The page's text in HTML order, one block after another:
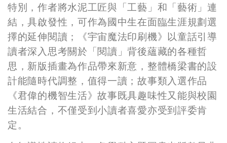
特別，作者將水泥工匠與「工藝」和「藝術」連
結，具啟發性，可作為國中生在面臨生涯規劃選
擇的延伸閱讀；《宇宙魔法印刷機》以童話引導
讀者深入思考關於「閱讀」背後蘊藏的各種哲
思，新版插畫為作品帶來新意，整體橋梁書的設
計能隨時代調整，值得一讀；故事類入選作品
《君偉的機智生活》故事既具趣味性又能與校園
生活結合，不僅受到小讀者喜愛亦受到評委肯
定。